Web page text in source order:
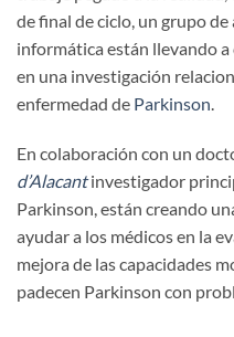
de final de ciclo, un grupo
informática están llevando
en una investigación
enfermedad de Parkinson
En colaboración con un
d’Alacantinvestigador
Parkinson, están creando
ayudar a los médicos en la
mejora de las capacidades
padecen Parkinson con